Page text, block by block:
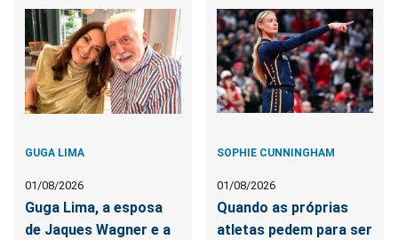
GUGA LIMA
01/08/2026
Guga Lima, a esposa
de Jaques Wagner e a
SOPHIE CUNNINGHAM
01/08/2026
Quando as próprias
atletas pedem para ser